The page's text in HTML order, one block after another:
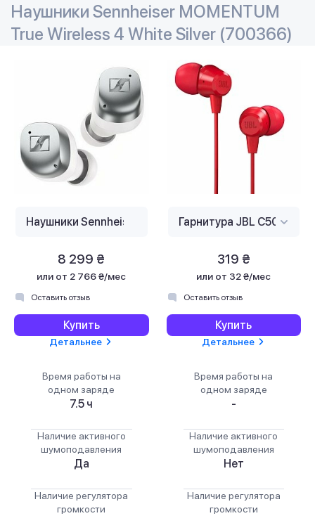
Наушники Sennheiser MOMENTUM
True Wireless 4 White Silver (700366)
8 299 ₴
или от 2 766 ₴/мес
Оставить отзыв
Купить
Детальнее
Время работы на
одном заряде
7.5 ч
Наличие активного
шумоподавления
Да
Наличие регулятора
громкости
319 ₴
или от 32 ₴/мес
Оставить отзыв
Купить
Детальнее
Время работы на
одном заряде
-
Наличие активного
шумоподавления
Нет
Наличие регулятора
громкости